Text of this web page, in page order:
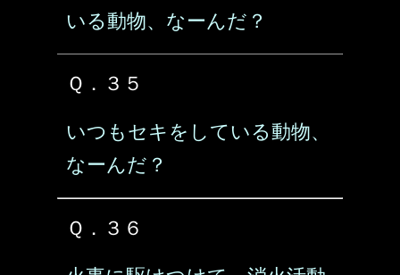
いる動物、なーんだ？
Ｑ．３５
いつもセキをしている動物、
なーんだ？
Ｑ．３６